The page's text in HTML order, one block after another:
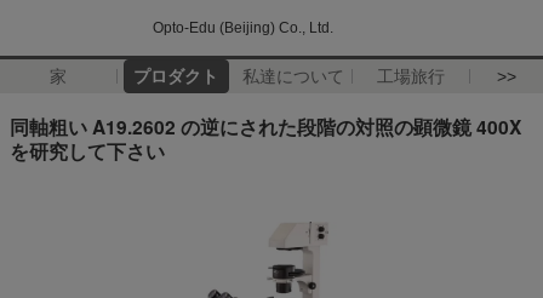
Opto-Edu (Beijing) Co., Ltd.
家 プロダクト 私達について 工場旅行 >>
同軸粗い A19.2602 の逆にされた段階の対照の顕微鏡 400X
を研究して下さい